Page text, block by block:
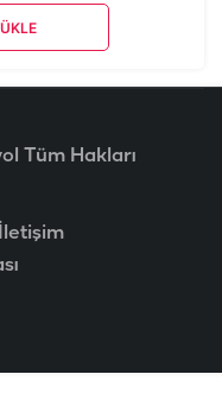
Tüm Hakları
İletişim